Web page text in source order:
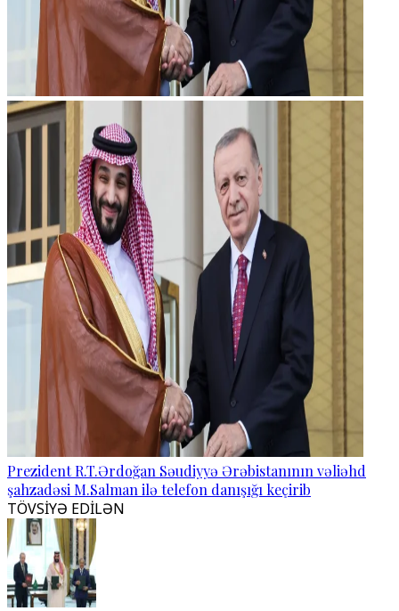
Prezident R.T.Ərdoğan Səudiyyə Ərəbistanının vəliəhd
şahzadəsi M.Salman ilə telefon danışığı keçirib
TÖVSİYƏ EDİLƏN